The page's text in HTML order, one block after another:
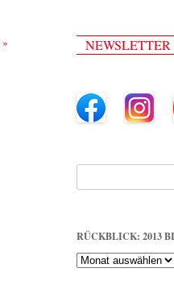
»
nach:
RÜCKBLICK: 2013
Rückblick:
2013